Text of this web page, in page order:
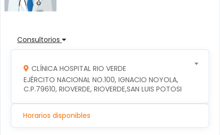
Consultorios
CLÍNICA HOSPITAL RIO VERDE
EJÉRCITO NACIONAL NO.100, IGNACIO NOYOLA,
C.P.79610, RIOVERDE, RIOVERDE,SAN LUIS POTOSI
Horarios disponibles